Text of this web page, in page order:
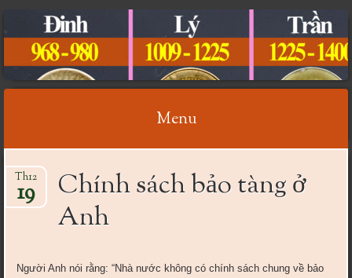
CỔ VẬT VIỆT NAM
Menu
to
content
Chính sách bảo tàng ở
Anh
Th12
19
Người Anh nói rằng: “Nhà nước không có chính sách chung về bảo